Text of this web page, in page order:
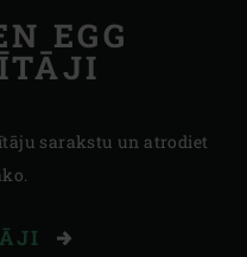
EGG
sarakstu un atrodiet